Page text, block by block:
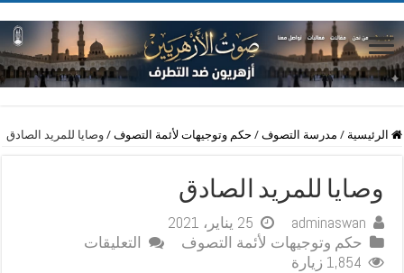
الرئيسية / مدرسة التصوف / حكم وتوجيهات لأئمة التصوف / وصايا للمريد الصادق
وصايا للمريد الصادق
adminaswan
25 يناير، 2021
حكم وتوجيهات لأئمة التصوف
التعليقات
1,854 زيارة